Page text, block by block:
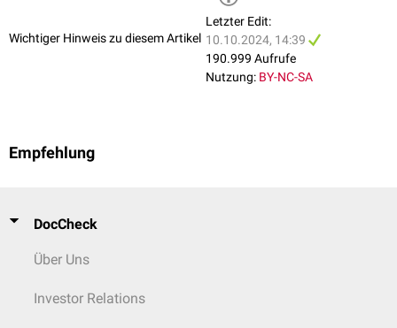
Wichtiger Hinweis zu diesem Artikel
Letzter Edit:
10.10.2024, 14:39
190.999 Aufrufe
Nutzung: BY-NC-SA
Empfehlung
DocCheck
Über Uns
Investor Relations